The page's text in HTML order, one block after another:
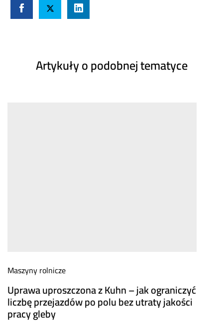
Artykuły o podobnej tematyce
Maszyny rolnicze
Uprawa uproszczona z Kuhn – jak ograniczyć
liczbę przejazdów po polu bez utraty jakości
pracy gleby